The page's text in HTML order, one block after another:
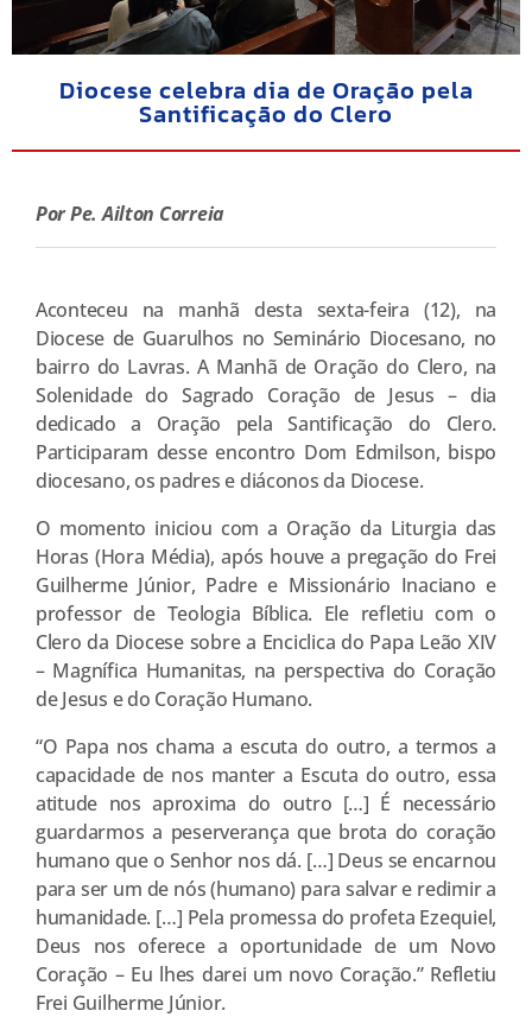
Diocese celebra dia de Oração pela
Santificação do Clero
Por Pe. Ailton Correia
Aconteceu na manhã desta sexta-feira (12), na
Diocese de Guarulhos no Seminário Diocesano, no
bairro do Lavras. A Manhã de Oração do Clero, na
Solenidade do Sagrado Coração de Jesus – dia
dedicado a Oração pela Santificação do Clero.
Participaram desse encontro Dom Edmilson, bispo
diocesano, os padres e diáconos da Diocese.
O momento iniciou com a Oração da Liturgia das
Horas (Hora Média), após houve a pregação do Frei
Guilherme Júnior, Padre e Missionário Inaciano e
professor de Teologia Bíblica. Ele refletiu com o
Clero da Diocese sobre a Enciclica do Papa Leão XIV
– Magnífica Humanitas, na perspectiva do Coração
de Jesus e do Coração Humano.
“O Papa nos chama a escuta do outro, a termos a
capacidade de nos manter a Escuta do outro, essa
atitude nos aproxima do outro […] É necessário
guardarmos a peserverança que brota do coração
humano que o Senhor nos dá. […] Deus se encarnou
para ser um de nós (humano) para salvar e redimir a
humanidade. […] Pela promessa do profeta Ezequiel,
Deus nos oferece a oportunidade de um Novo
Coração – Eu lhes darei um novo Coração.” Refletiu
Frei Guilherme Júnior.